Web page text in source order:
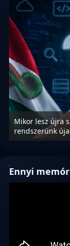
Mikor lesz újra
rendszerünk
Ennyi